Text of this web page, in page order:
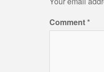
Comment*